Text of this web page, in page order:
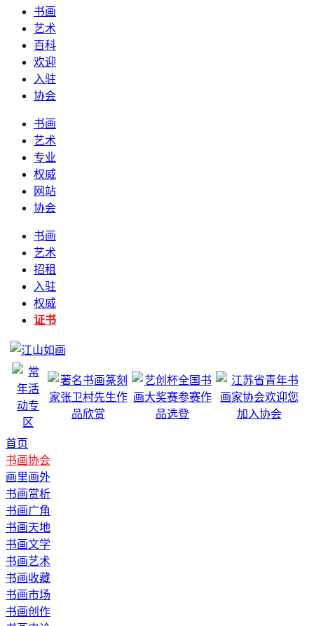
书画
艺术
百科
欢迎
入驻
协会
书画
艺术
专业
权威
网站
协会
书画
艺术
招租
入驻
权威
证书
首页
书画协会
画里画外
书画赏析
书画广角
书画天地
书画文学
书画艺术
书画收藏
书画市场
书画创作